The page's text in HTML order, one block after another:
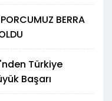
BERRA
Türkiye
Başarı